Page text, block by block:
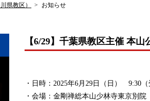
県教区） お知らせ
【6/29】千葉県教区主催 本
・日時：2025年6月29日（日） 9:30（
・会場：金剛禅総本山少林寺東京別院